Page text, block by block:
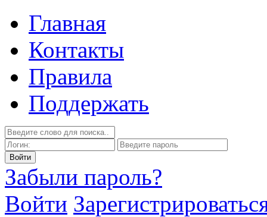
Главная
Контакты
Правила
Поддержать
Забыли пароль?
Войти